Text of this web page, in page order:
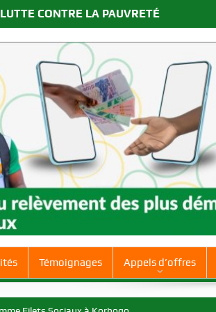
CONTRE LA PAUVRETÉ
Témoignages Appels d’offres